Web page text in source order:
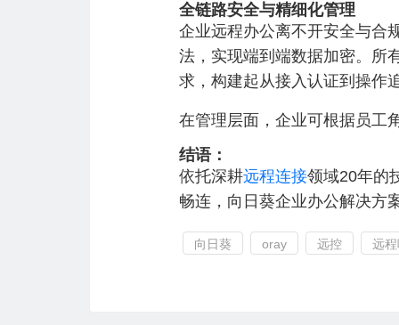
全链路安全与精细化管理
企业远程办公离不开安全与合
法，实现端到端数据加密。所
求，构建起从接入认证到操作
在管理层面，企业可根据员工
结语：
依托深耕远程连接领域20年的
畅连，向日葵企业办公解决方
向日葵 oray 远控 远